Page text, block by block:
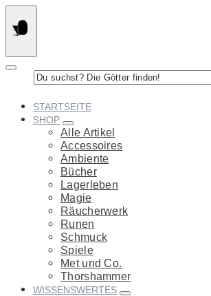
Springe
zum
Inhalt
STARTSEITE
SHOP
Alle Artikel
Accessoires
Ambiente
Bücher
Lagerleben
Magie
Räucherwerk
Runen
Schmuck
Spiele
Met und Co.
Thorshammer
WISSENSWERTES